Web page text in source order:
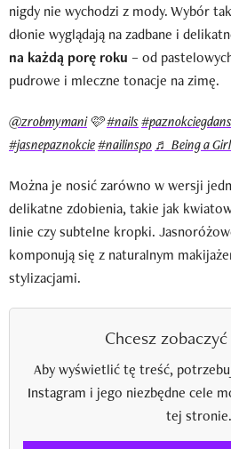
nigdy nie wychodzi z mody. Wybór
dłonie wyglądają na zadbane i
na każdą porę roku – od
pudrowe i mleczne tonacje na zimę.
@zrobmymani🩷#nails
#jasnepaznokcie#nailinspo ♬ Being a
Można je nosić zarówno w wersji
delikatne zdobienia, takie jak
linie czy subtelne kropki.
komponują się z naturalnym
stylizacjami.
Chcesz
Aby wyświetlić tę treść,
Instagram i jego niezbędne cele
tej stronie.